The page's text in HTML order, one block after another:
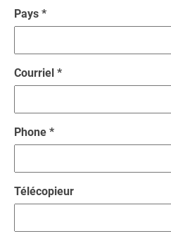
Pays *
Courriel *
Phone *
Télécopieur